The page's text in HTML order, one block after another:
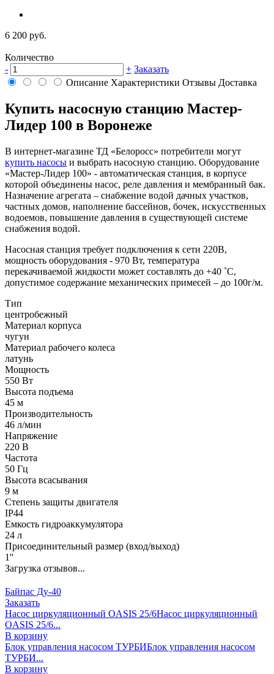
6 200 руб.
Количество
-
+ Заказать
Описание Характеристики Отзывы Доставка
Купить насосную станцию Мастер-
Лидер 100 в Воронеже
В интернет-магазине ТД «Белоросс» потребители могут
купить насосы и выбрать насосную станцию. Оборудование
«Мастер-Лидер 100» - автоматическая станция, в корпусе
которой объединены насос, реле давления и мембранный бак.
Назначение агрегата – снабжение водой дачных участков,
частных домов, наполнение бассейнов, бочек, искусственных
водоемов, повышение давления в существующей системе
снабжения водой.
Насосная станция требует подключения к сети 220В,
мощность оборудования - 970 Вт, температура
перекачиваемой жидкости может составлять до +40 ˚С,
допустимое содержание механических примесей – до 100г/м.
Тип
центробежный
Материал корпуса
чугун
Материал рабочего колеса
латунь
Мощность
550 Вт
Высота подъема
45 м
Производительность
46 л/мин
Напряжение
220 В
Частота
50 Гц
Высота всасывания
9 м
Степень защиты двигателя
IP44
Емкость гидроаккумулятора
24 л
Присоединительный размер (вход/выход)
1''
Загрузка отзывов...
Байпас Ду-40
Заказать
Насос циркуляционный OASIS 25/6Насос циркуляционный
OASIS 25/6...
В корзину
Блок управления насосом ТУРБИБлок управления насосом
ТУРБИ...
В корзину